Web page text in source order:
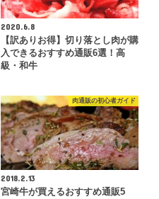
2020.6.8
【訳ありお得】切り落とし肉が購
入できるおすすめ通販6選！高
級・和牛
肉通販の初心者ガイド
2018.2.13
宮崎牛が買えるおすすめ通販5